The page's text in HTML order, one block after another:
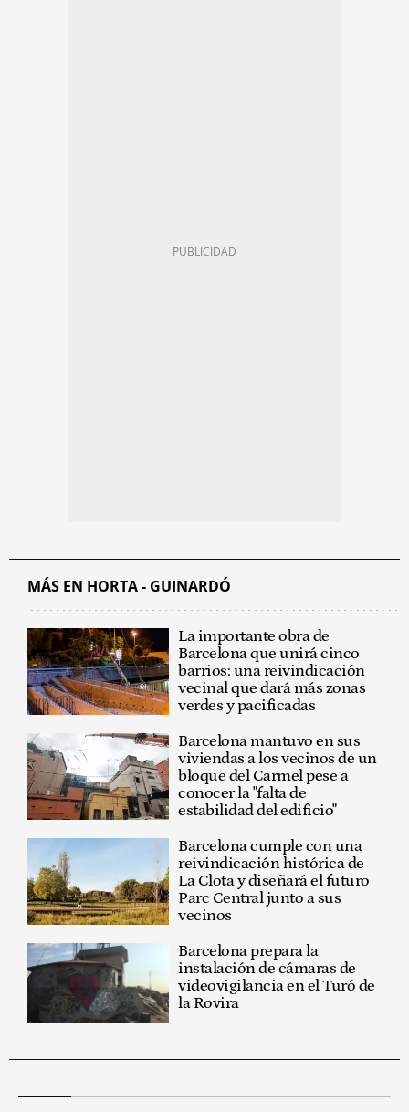
MÁS EN HORTA - GUINARDÓ
La importante obra de
Barcelona que unirá cinco
barrios: una reivindicación
vecinal que dará más zonas
verdes y pacificadas
Barcelona mantuvo en sus
viviendas a los vecinos de un
bloque del Carmel pese a
conocer la "falta de
estabilidad del edificio"
Barcelona cumple con una
reivindicación histórica de
La Clota y diseñará el futuro
Parc Central junto a sus
vecinos
Barcelona prepara la
instalación de cámaras de
videovigilancia en el Turó de
la Rovira